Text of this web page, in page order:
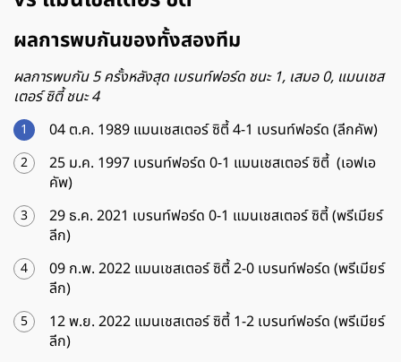
ผลการพบกันของทั้งสองทีม
ผลการพบกัน 5 ครั้งหลังสุด เบรนท์ฟอร์ด ชนะ 1, เสมอ 0, แมนเชส
เตอร์ ซิตี้ ชนะ 4
04 ต.ค. 1989 แมนเชสเตอร์ ซิตี้ 4-1 เบรนท์ฟอร์ด (ลีกคัพ)
25 ม.ค. 1997 เบรนท์ฟอร์ด 0-1 แมนเชสเตอร์ ซิตี้ (เอฟเอ
คัพ)
29 ธ.ค. 2021 เบรนท์ฟอร์ด 0-1 แมนเชสเตอร์ ซิตี้ (พรีเมียร์
ลีก)
09 ก.พ. 2022 แมนเชสเตอร์ ซิตี้ 2-0 เบรนท์ฟอร์ด (พรีเมียร์
ลีก)
12 พ.ย. 2022 แมนเชสเตอร์ ซิตี้ 1-2 เบรนท์ฟอร์ด (พรีเมียร์
ลีก)